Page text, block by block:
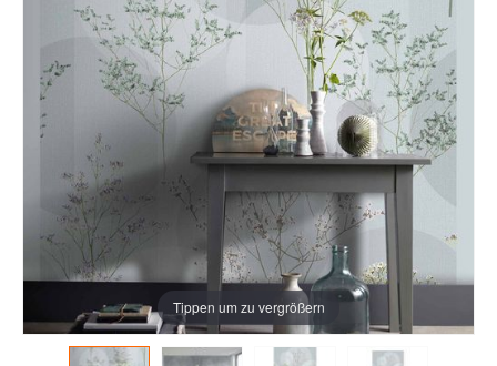
Tippen um zu vergrößern